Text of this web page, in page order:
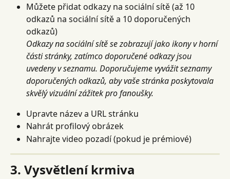
Můžete přidat odkazy na sociální sítě (až 10
odkazů na sociální sítě a 10 doporučených
odkazů)
Odkazy na sociální sítě se zobrazují jako ikony v horní
části stránky, zatímco doporučené odkazy jsou
uvedeny v seznamu. Doporučujeme vyvážit seznamy
doporučených odkazů, aby vaše stránka poskytovala
skvělý vizuální zážitek pro fanoušky.
Upravte název a URL stránku
Nahrát profilový obrázek
Nahrajte video pozadí (pokud je prémiové)
3. Vysvětlení krmiva